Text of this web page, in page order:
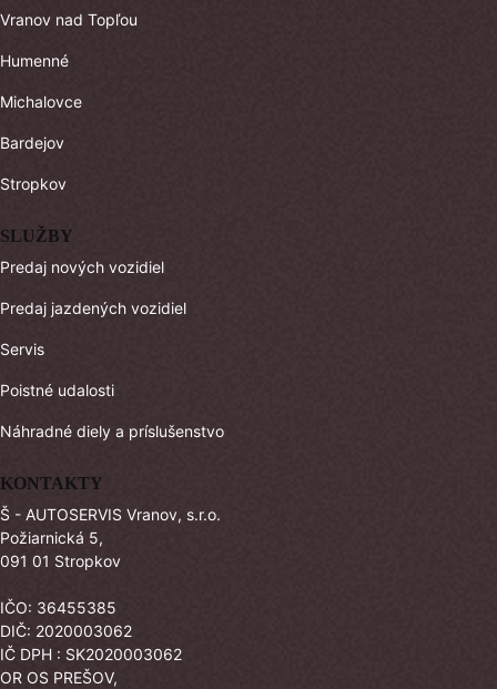
Vranov nad Topľou
Humenné
Michalovce
Bardejov
Stropkov
SLUŽBY
Predaj nových vozidiel
Predaj jazdených vozidiel
Servis
Poistné udalosti
Náhradné diely a príslušenstvo
KONTAKTY
Š - AUTOSERVIS Vranov, s.r.o.
Požiarnická 5,
091 01 Stropkov
IČO: 36455385
DIČ: 2020003062
IČ DPH : SK2020003062
OR OS PREŠOV,